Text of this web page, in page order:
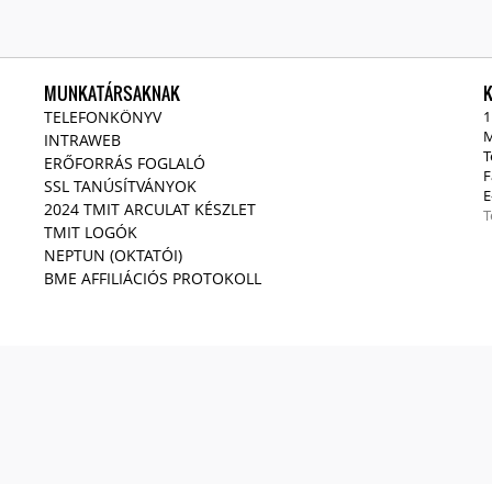
MUNKATÁRSAKNAK
TELEFONKÖNYV
INTRAWEB
ERŐFORRÁS FOGLALÓ
SSL TANÚSÍTVÁNYOK
2024 TMIT ARCULAT KÉSZLET
TMIT LOGÓK
NEPTUN (OKTATÓI)
BME AFFILIÁCIÓS PROTOKOLL